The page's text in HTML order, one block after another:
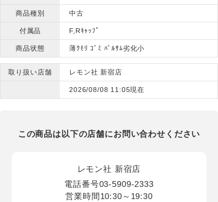
商品種別 中古
付属品 F,Rｷｬｯﾌﾟ
商品状態 薄ｸﾓﾘ ｺﾞﾐ ﾊﾞﾙｻﾑ劣化小
取り扱い店舗 レモン社 新宿店
2026/08/08 11:05現在
この商品は以下の店舗にお問い合わせください
レモン社 新宿店
電話番号03-5909-2333
営業時間 10:30～19:30